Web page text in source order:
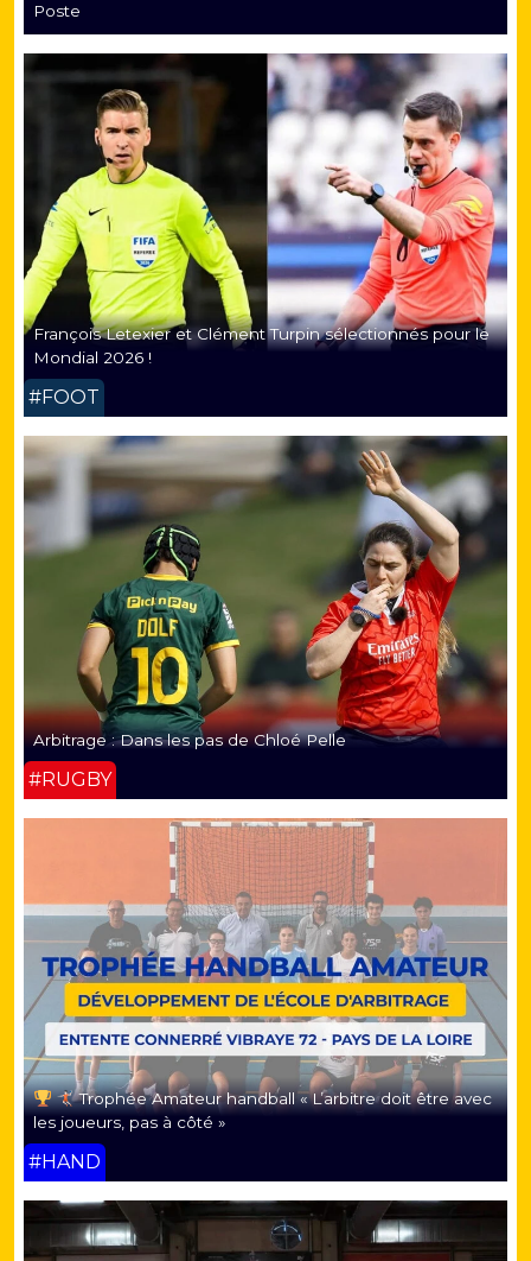
Poste
François Letexier et Clément Turpin sélectionnés pour le
Mondial 2026 !
#FOOT
Arbitrage : Dans les pas de Chloé Pelle
#RUGBY
Trophée Amateur handball « L’arbitre doit être avec
les joueurs, pas à côté »
#HAND